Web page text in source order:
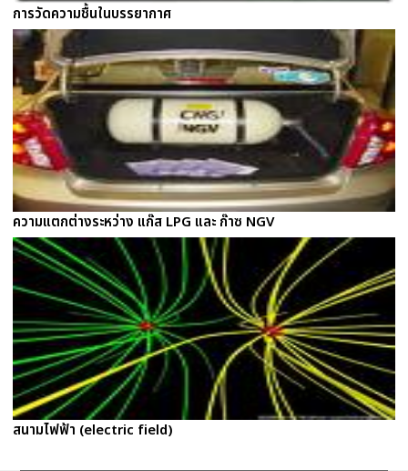
การวัดความชื้นในบรรยากาศ
ความแตกต่างระหว่าง แก๊ส LPG และ ก๊าซ NGV
สนามไฟฟ้า (electric field)